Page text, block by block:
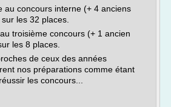
au concours interne (+ 4 anciens
les 32 places.
troisième concours (+ 1 ancien
les 8 places.
de ceux des années
nos préparations comme étant
les concours...